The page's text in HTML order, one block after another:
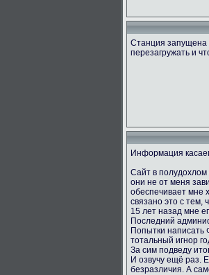
Станция запущена
перезагружать и
Информация
Сайт в полудохлом
они не от меня
обеспечивает мне
связано это с тем,
15 лет назад мне
Последний
Попытки написать
тотальный игнор
За сим подведу
И озвучу ещё раз.
безразличия. А